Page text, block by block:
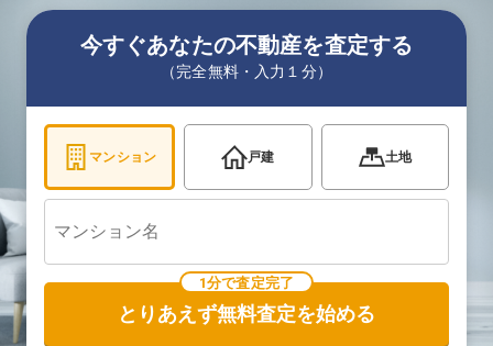
今すぐあなたの不動産を査定する
（完全無料・入力１分）
マンション 戸建 土地
1分で査定完了
とりあえず無料査定を始める